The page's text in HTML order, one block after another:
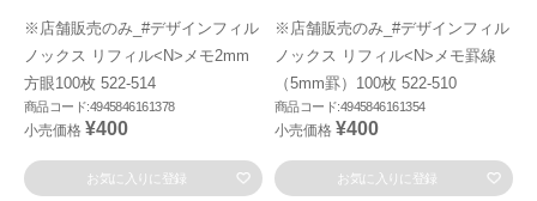
※店舗販売のみ_#デザインフィル
ノックス リフィル<N>メモ2mm
方眼100枚 522-514
商品コード:4945846161378
小売価格 ¥400
お気に入りに登録
※店舗販売のみ_#デザインフィル
ノックス リフィル<N>メモ罫線
（5mm罫）100枚 522-510
商品コード:4945846161354
小売価格 ¥400
お気に入りに登録